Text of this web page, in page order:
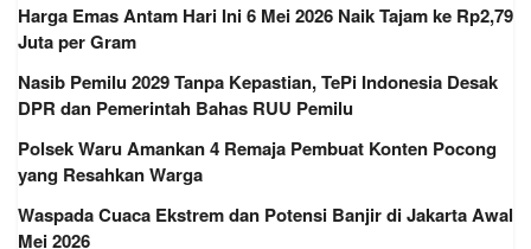
Harga Emas Antam Hari Ini 6 Mei 2026 Naik Tajam ke Rp2,79
Juta per Gram
Nasib Pemilu 2029 Tanpa Kepastian, TePi Indonesia Desak
DPR dan Pemerintah Bahas RUU Pemilu
Polsek Waru Amankan 4 Remaja Pembuat Konten Pocong
yang Resahkan Warga
Waspada Cuaca Ekstrem dan Potensi Banjir di Jakarta Awal
Mei 2026